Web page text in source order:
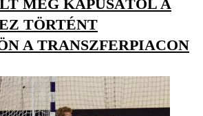
MEG KAPUSÁTÓL A
TÖRTÉNT
A TRANSZFERPIACON